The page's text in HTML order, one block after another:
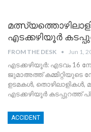
എടക്കഴിയൂർ
FROM THE DESK Jun 1,
എടക്കഴിയൂർ: എടവം 16
ജുമാഅത്ത് കമ്മിറ്റിയുടെ
ഉടമകൾ, തൊഴിലാളികൾ,
എടക്കഴിയൂർ കടപ്പുറത്ത്
ACCIDENT